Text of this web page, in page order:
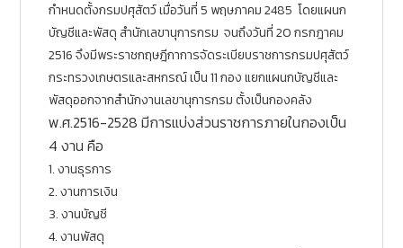
กำหนดตั้งกรมปศุสัตว์ เมื่อวันที่ 5 พฤษภาคม 2485 โดยแผนก
บัญชีและพัสดุ สำนักเลขานุการกรม จนถึงวันที่ 20 กรกฎาคม
2516 จึงมีพระราชกฤษฎีกาการจัดระเบียบราชการกรมปศุสัตว์
กระทรวงเกษตรและสหกรณ์ เป็น 11 กอง แยกแผนกบัญชีและ
พัสดุออกจากสำนักงานเลขานุการกรม ตั้งเป็นกองคลัง
พ.ศ.2516-2528 มีการแบ่งส่วนราชการภายในกองเป็น
4 งาน คือ
1. งานธุรการ
2. งานการเงิน
3. งานบัญชี
4. งานพัสดุ